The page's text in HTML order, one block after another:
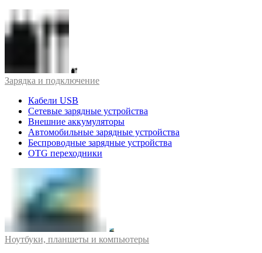
Зарядка и подключение
Кабели USB
Сетевые зарядные устройства
Внешние аккумуляторы
Автомобильные зарядные устройства
Беспроводные зарядные устройства
OTG переходники
Ноутбуки, планшеты и компьютеры